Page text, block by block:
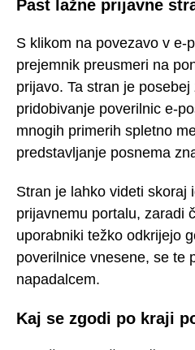
Past lažne prijavne
S klikom na povezavo v e-
prejemnik preusmeri na
prijavo. Ta stran je
pridobivanje poverilnic e-
mnogih primerih spletno
predstavljanje posnema
Stran je lahko videti skoraj
prijavnemu portalu, zaradi
uporabniki težko odkrijejo
poverilnice vnesene, se te
napadalcem.
Kaj se zgodi po kraji